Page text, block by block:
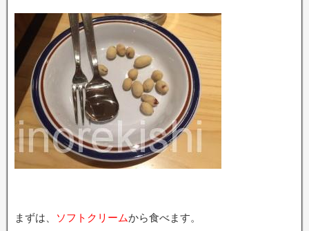
まずは、 ソフトクリームから食べます。